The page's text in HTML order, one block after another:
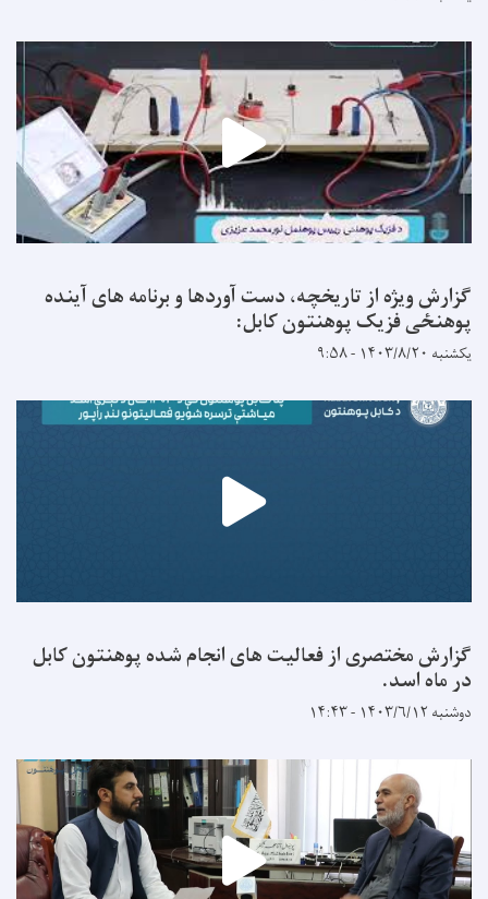
گزارش ویژه از تاریخچه، دست آوردها و برنامه های آینده
پوهنځی فزیک پوهنتون کابل:
یکشنبه ۱۴۰۳/۸/۲۰ - ۹:۵۸
گزارش مختصری از فعالیت های انجام شده پوهنتون کابل
در ماه اسد.
دوشنبه ۱۴۰۳/۶/۱۲ - ۱۴:۴۳